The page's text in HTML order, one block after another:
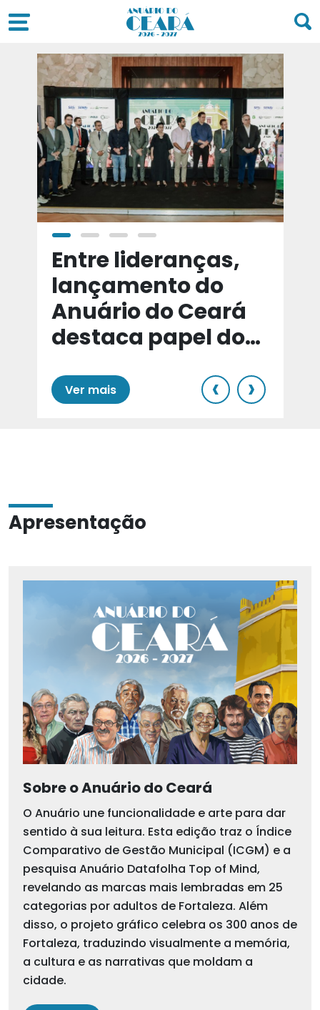
Entre lideranças,
lançamento do
Anuário do Ceará
destaca papel do
Ver mais ‹ ›
Apresentação
Sobre o Anuário do Ceará
O Anuário une funcionalidade e arte para dar
sentido à sua leitura. Esta edição traz o Índice
Comparativo de Gestão Municipal (ICGM) e a
pesquisa Anuário Datafolha Top of Mind,
revelando as marcas mais lembradas em 25
categorias por adultos de Fortaleza. Além
disso, o projeto gráfico celebra os 300 anos de
Fortaleza, traduzindo visualmente a memória,
a cultura e as narrativas que moldam a
cidade.